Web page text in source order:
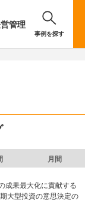
管理
事例を探す
月間
成果最大化に貢献する
大型投資の意思決定の